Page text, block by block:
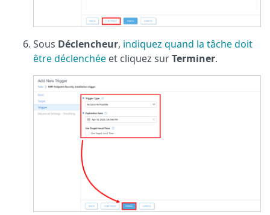
Sous Déclencheur, indiquez quand la tâche doit
être déclenchée et cliquez surTerminer.